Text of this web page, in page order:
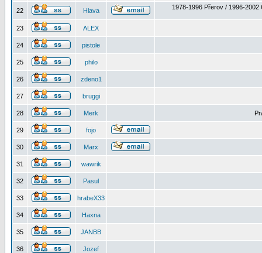
22 Hlava 1978-1996 Přerov / 1996-2002
23 ALEX
24 pistole
25 philo
26 zdeno1
27 bruggi
28 Merk
29 fojo
30 Marx
31 wawrik
32 Pasul
33 hrabeX33
34 Haxna
35 JANBB
36 Jozef